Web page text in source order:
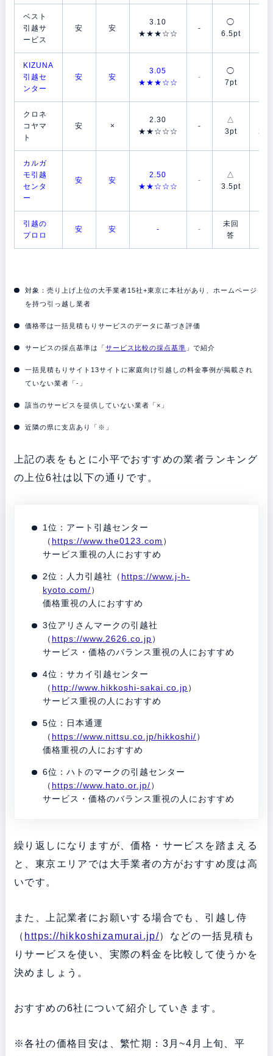
ベスト
引越サ
ービス
安 安
3.10
★★★☆☆
-
◯
6.5pt
KIZUNA
引越セ
ンター
安 安
3.05
★★★☆☆
-
◯
7pt
クロネ
コヤマ
ト
安 ×
2.30
★★☆☆☆
-
△
3pt
カルガ
モ引越
センタ
ー
安 安
2.50
★★☆☆☆
-
△
3.5pt
引越の
プロロ
安 安 - -
未回
答
対象：売り上げ上位の大手業者15社+東京に本社があり、ホームページ
を持つ引っ越し業者
価格帯は一括見積もりサービスのデータに基づき評価
サービスの採点基準は「サービス比較の採点基準 」で紹介
一括見積もりサイト13サイトに家庭向け引越しの料金事例が掲載され
ていない業者「-」
該当のサービスを提供していない業者「×」
近隣の県に支店あり「※」
上記の表をもとに小平でおすすめの業者ランキング
の上位6社は以下の通りです。
1位：アート引越センター
（ https://www.the0123.com ）
サービス重視の人におすすめ
2位：人力引越社（ https://www.j-h-
kyoto.com/）
価格重視の人におすすめ
3位アリさんマークの引越社
（ https://www.2626.co.jp）
サービス・価格のバランス重視の人におすすめ
4位：サカイ引越センター
（ http://www.hikkoshi-sakai.co.jp）
サービス重視の人におすすめ
5位：日本通運
（ https://www.nittsu.co.jp/hikkoshi/）
価格重視の人におすすめ
6位：ハトのマークの引越センター
（ https://www.hato.or.jp/）
サービス・価格のバランス重視の人におすすめ
繰り返しになりますが、価格・サービスを踏まえる
と、東京エリアでは大手業者の方がおすすめ度は高
いです。
また、上記業者にお願いする場合でも、引越し侍
（ https://hikkoshizamurai.jp/）などの一括見積も
りサービスを使い、実際の料金を比較して使うかを
決めましょう。
おすすめの6社について紹介していきます。
※各社の価格目安は、繁忙期：3月~4月上旬、平